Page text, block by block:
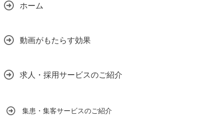
ホーム
動画がもたらす効果
求人・採用サービスのご紹介
集患・集客サービスのご紹介